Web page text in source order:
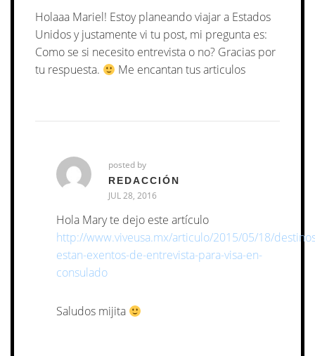
Holaaa Mariel! Estoy planeando viajar a Estados
Unidos y justamente vi tu post, mi pregunta es:
Como se si necesito entrevista o no? Gracias por
tu respuesta.
Me encantan tus articulos
posted by
REDACCIÓN
JUL 28, 2016
Hola Mary te dejo este artículo
http://www.viveusa.mx/articulo/2015/05/18/
estan-exentos-de-entrevista-para-visa-en-
consulado
Saludos mijita